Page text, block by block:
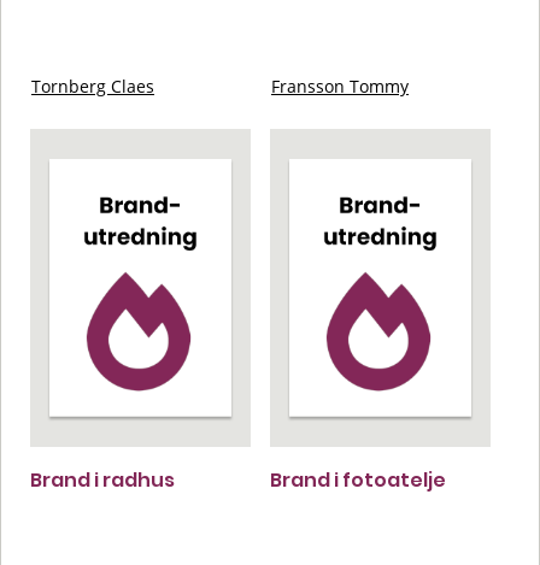
Tornberg Claes Fransson Tommy
Brand i radhus Brand i fotoatelje